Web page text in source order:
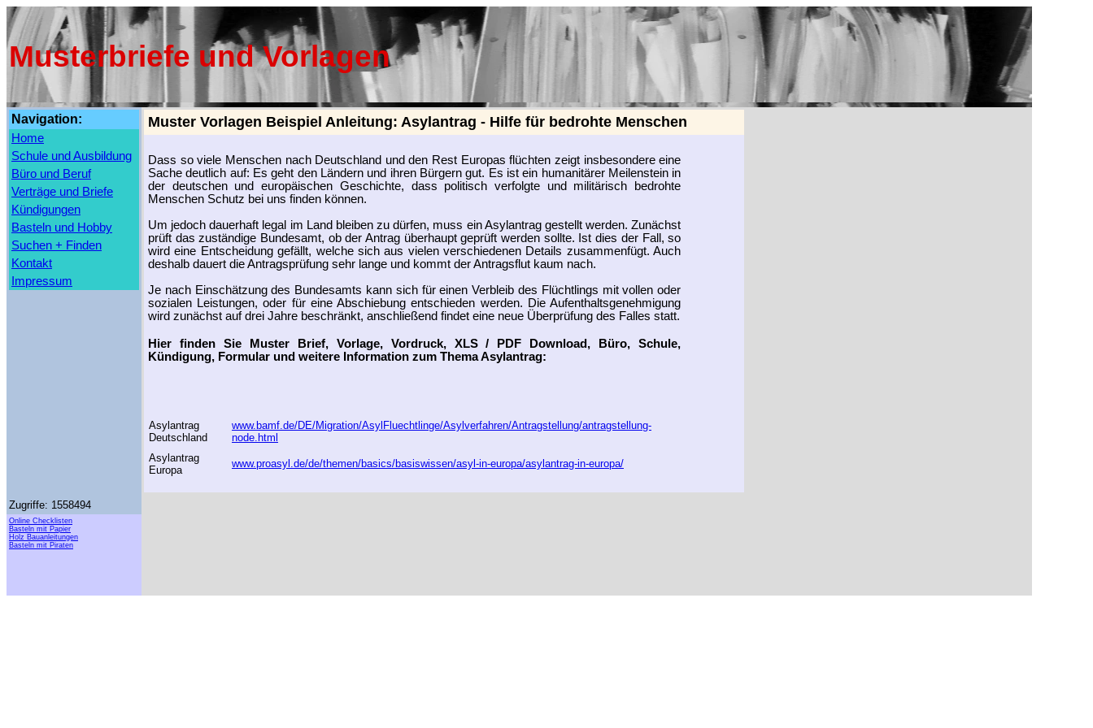
Musterbriefe und Vorlagen
Navigation:
Home
Schule und Ausbildung
Büro und Beruf
Verträge und Briefe
Kündigungen
Basteln und Hobby
Suchen + Finden
Kontakt
Impressum
Muster Vorlagen Beispiel Anleitung: Asylantrag - Hilfe für bedrohte Menschen
Dass so viele Menschen nach Deutschland und den Rest Europas flüchten zeigt insbesondere eine
Sache deutlich auf: Es geht den Ländern und ihren Bürgern gut. Es ist ein humanitärer Meilenstein in
der deutschen und europäischen Geschichte, dass politisch verfolgte und militärisch bedrohte
Menschen Schutz bei uns finden können.
Um jedoch dauerhaft legal im Land bleiben zu dürfen, muss ein Asylantrag gestellt werden. Zunächst
prüft das zuständige Bundesamt, ob der Antrag überhaupt geprüft werden sollte. Ist dies der Fall, so
wird eine Entscheidung gefällt, welche sich aus vielen verschiedenen Details zusammenfügt. Auch
deshalb dauert die Antragsprüfung sehr lange und kommt der Antragsflut kaum nach.
Je nach Einschätzung des Bundesamts kann sich für einen Verbleib des Flüchtlings mit vollen oder
sozialen Leistungen, oder für eine Abschiebung entschieden werden. Die Aufenthaltsgenehmigung
wird zunächst auf drei Jahre beschränkt, anschließend findet eine neue Überprüfung des Falles statt.
Hier finden Sie Muster Brief, Vorlage, Vordruck, XLS / PDF Download, Büro, Schule,
Kündigung, Formular und weitere Information zum Thema Asylantrag:
Asylantrag
Deutschland
www.bamf.de/DE/Migration/AsylFluechtlinge/Asylverfahren/Antragstellung/antragstellung-
node.html
Asylantrag
Europa
www.proasyl.de/de/themen/basics/basiswissen/asyl-in-europa/asylantrag-in-europa/
Zugriffe: 1558494
Online Checklisten
Basteln mit Papier
Holz Bauanleitungen
Basteln mit Piraten